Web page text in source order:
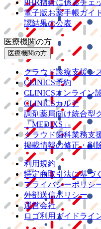
PHR指針に係るチェ
電子版お薬手帳ガイ
認結果の公表
医療機関の方
医療機関の方
クラウド診療支援シ
CLINICS予約
CLINICSオンライン
CLINICSカルテ
調剤薬局向け統合型
「MEDIXS」
クラウド歯科業務支
掲載情報の修正・削
利用規約
特定商取引法に基づ
プライバシーポリシ
外部送信ポリシー
運営会社
ロゴ利用ガイドライ